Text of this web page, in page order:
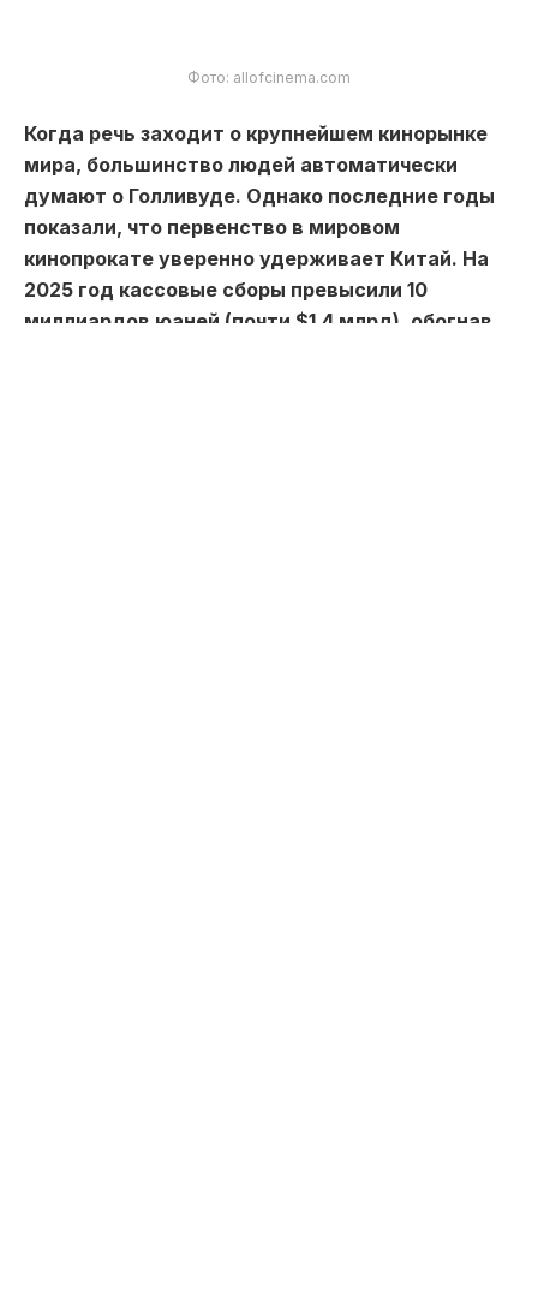
Фото: allofcinema.com
Когда речь заходит о крупнейшем кинорынке
мира, большинство людей автоматически
думают о Голливуде. Однако последние годы
показали, что первенство в мировом
кинопрокате уверенно удерживает Китай. На
2025 год кассовые сборы превысили 10
миллиардов юаней (почти $1,4 млрд), обогнав